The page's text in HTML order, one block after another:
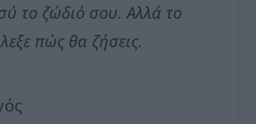
το ζώδιό σου. Αλλά το
πώς θα ζήσεις.